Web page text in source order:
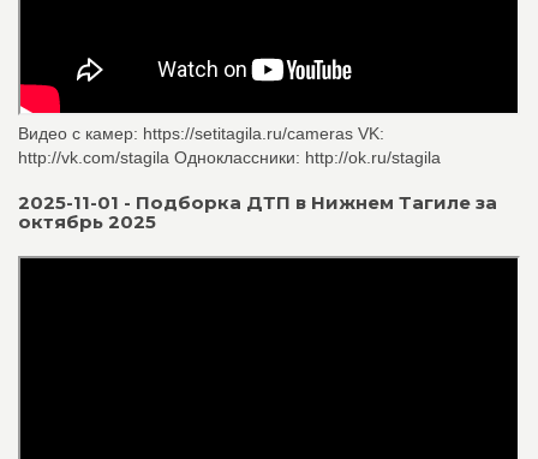
Видео с камер: https://setitagila.ru/cameras VK:
http://vk.com/stagila Одноклассники: http://ok.ru/stagila
2025-11-01 - Подборка ДТП в Нижнем Тагиле за
октябрь 2025